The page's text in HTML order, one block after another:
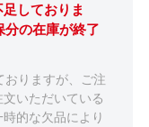
しておりま
分の在庫が終了
おりますが、ご注
いただいている
的な欠品により